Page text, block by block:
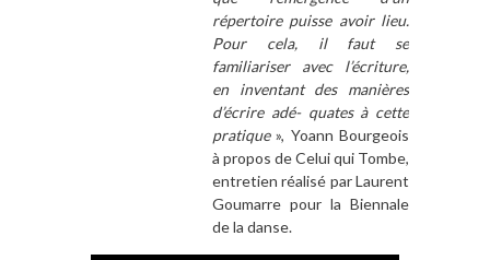
répertoire puisse avoir lieu.
Pour cela, il faut se
familiariser avec l’écriture,
en inventant des manières
d’écrire adé- quates à cette
pratique», Yoann Bourgeois
à propos de Celui qui Tombe,
entretien réalisé par Laurent
Goumarre pour la Biennale
de la danse.